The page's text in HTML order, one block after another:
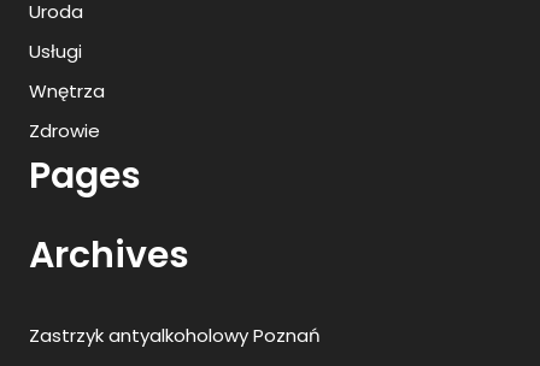
Uroda
Usługi
Wnętrza
Zdrowie
Pages
Archives
Zastrzyk antyalkoholowy Poznań